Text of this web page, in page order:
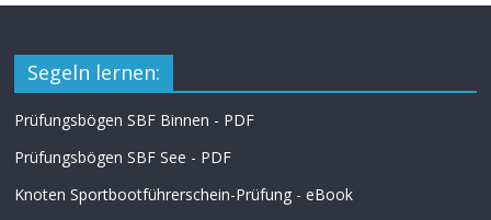
Segeln lernen:
Prüfungsbögen SBF Binnen - PDF
Prüfungsbögen SBF See - PDF
Knoten Sportbootführerschein-Prüfung - eBook